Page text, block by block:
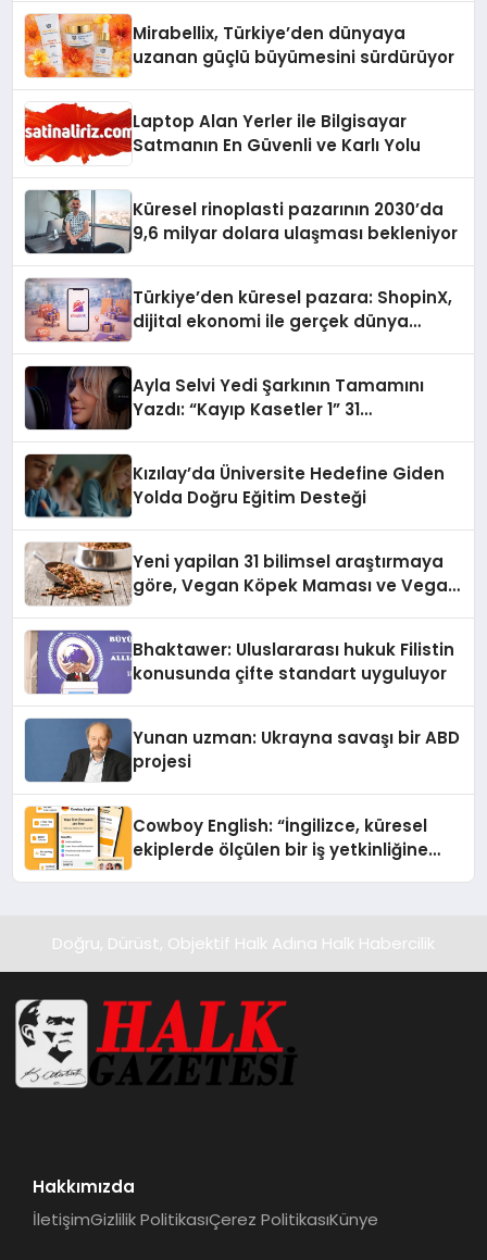
Mirabellix, Türkiye’den dünyaya
uzanan güçlü büyümesini sürdürüyor
Laptop Alan Yerler ile Bilgisayar
Satmanın En Güvenli ve Karlı Yolu
Küresel rinoplasti pazarının 2030’da
9,6 milyar dolara ulaşması bekleniyor
Türkiye’den küresel pazara: ShopinX,
dijital ekonomi ile gerçek dünya
Ayla Selvi Yedi Şarkının Tamamını
Yazdı: “Kayıp Kasetler 1” 31
Kızılay’da Üniversite Hedefine Giden
Yolda Doğru Eğitim Desteği
Yeni yapilan 31 bilimsel araştırmaya
göre, Vegan Köpek Maması ve Vegan
Bhaktawer: Uluslararası hukuk Filistin
konusunda çifte standart uyguluyor
Yunan uzman: Ukrayna savaşı bir ABD
projesi
Cowboy English: “İngilizce, küresel
ekiplerde ölçülen bir iş yetkinliğine
Doğru, Dürüst, Objektif Halk Adına Halk Habercilik
Hakkımızda
İletişimGizlilik PolitikasıÇerez PolitikasıKünye